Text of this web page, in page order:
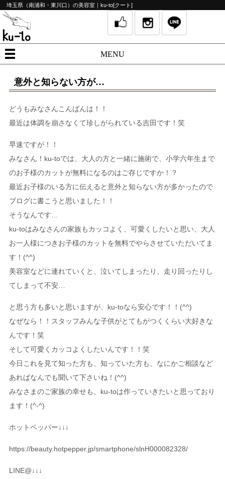
埼玉県（南浦和・東川口）の美容室｜ku-to[クート]
MENU
意外と知らない方が…
どうもみなさんこんばんは！！
最近は体調を崩さなくて珍しがられている吉田です！笑
早速ですが！！
みなさん！ku-toでは、大人の方と一緒に施術で、小学六年生まで
のお子様のカットが無料になるのはご存じですか！？
最近お子様のいる方に伝えると意外と知らない方が多かったので
ブログに書こうと思いました！！
そうなんです…
ku-toはみなさんの家族もカッコよく、可愛くしたいと思い、大人
お一人様につきお子様のカットを無料でやらさせていただいてま
す！(^^)
美容室などに連れていくと、泣いてしまったり、走り回ったりし
てしまって不安…
と思う方も多いと思いますが、ku-toなら安心です！！(^^)
なぜなら！！スタッフみんな子供がとてもがつくくらい大好きな
んです！笑
そして可愛くカッコよくしたいんです！！笑
今日これを見て知った方も、知っていた方も、なにかご相談など
あればなんでも聞いて下さいね！(^^)
みなさまのご家族の幸せも、ku-toは作っていきたいと思っており
ます！(^-^)
ホットペッパー↓↓↓
https://beauty.hotpepper.jp/smartphone/slnH000082328/
LINE@↓↓↓